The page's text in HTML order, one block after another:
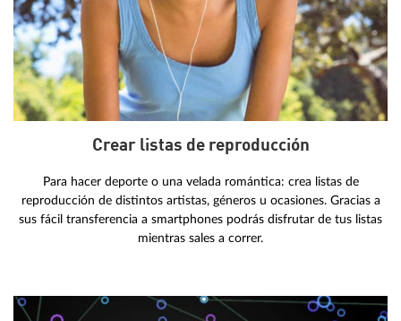
Crear listas de reproducción
Para hacer deporte o una velada romántica: crea listas de
reproducción de distintos artistas, géneros u ocasiones. Gracias a
sus fácil transferencia a smartphones podrás disfrutar de tus listas
mientras sales a correr.